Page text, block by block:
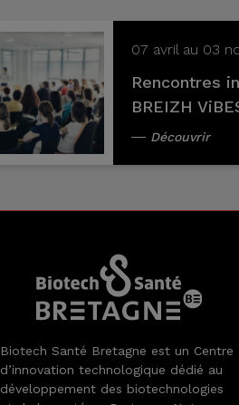
07 avril au 03
Rencontres
BREIZH
Découvrir
Biotech Santé Bretagne est un Centre
d’innovation technologique dédié au
développement des biotechnologies